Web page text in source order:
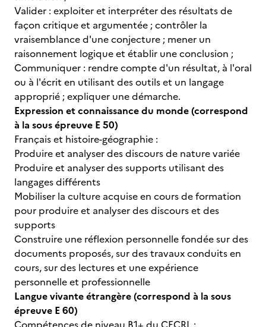
Valider : exploiter et interpréter des résultats de
façon critique et argumentée ; contrôler la
vraisemblance d'une conjecture ; mener un
raisonnement logique et établir une conclusion ;
Communiquer : rendre compte d'un résultat, à l'oral
ou à l'écrit en utilisant des outils et un langage
approprié ; expliquer une démarche.
Expression et connaissance du monde (correspond
à la sous épreuve E 50)
Français et histoire-géographie :
Produire et analyser des discours de nature variée
Produire et analyser des supports utilisant des
langages différents
Mobiliser la culture acquise en cours de formation
pour produire et analyser des discours et des
supports
Construire une réflexion personnelle fondée sur des
documents proposés, sur des travaux conduits en
cours, sur des lectures et une expérience
personnelle et professionnelle
Langue vivante étrangère (correspond à la sous
épreuve E 60)